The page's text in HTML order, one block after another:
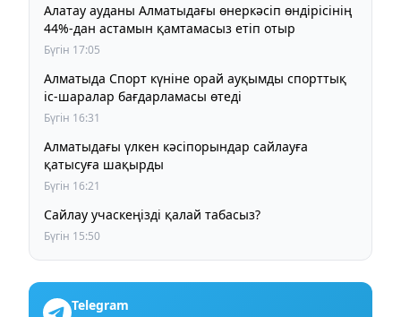
Алатау ауданы Алматыдағы өнеркәсіп өндірісінің
44%-дан астамын қамтамасыз етіп отыр
Бүгін 17:05
Алматыда Спорт күніне орай ауқымды спорттық
іс-шаралар бағдарламасы өтеді
Бүгін 16:31
Алматыдағы үлкен кәсіпорындар сайлауға
қатысуға шақырды
Бүгін 16:21
Сайлау учаскеңізді қалай табасыз?
Бүгін 15:50
Telegram